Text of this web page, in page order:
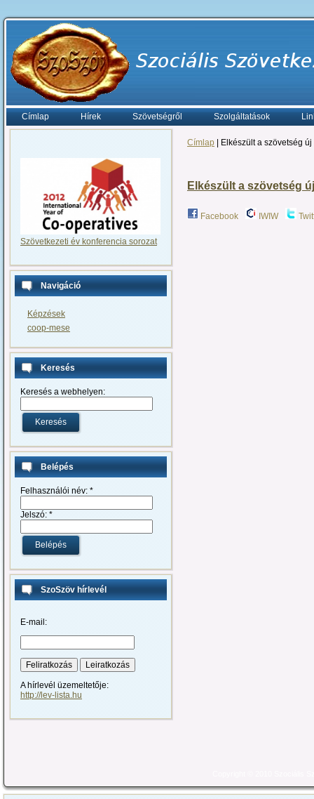
Címlap Hírek Szövetségről Szolgáltatások
Szövetkezeti év konferencia sorozat
Navigáció
Képzések
coop-mese
Keresés
Keresés a webhelyen:
Belépés
Felhasználói név: *
Jelszó: *
SzoSzöv hírlevél
E-mail:
A hírlevél üzemeltetője:
http://lev-lista.hu
Címlap | Elkészült a szövetség
Elkészült a szövetség
Facebook IWIW